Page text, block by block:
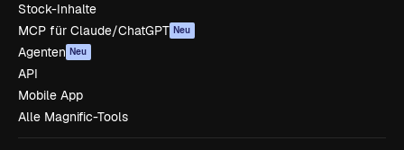
Stock-Inhalte
MCP für Claude/ChatGPT Neu
Agenten Neu
API
Mobile App
Alle Magnific-Tools